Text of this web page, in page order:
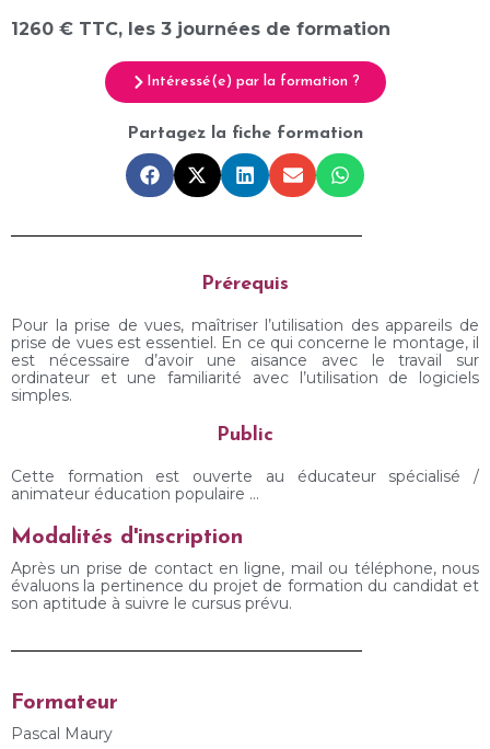
1260 € TTC, les 3 journées de formation
Intéressé(e) par la formation ?
Partagez la fiche formation
Prérequis
Pour la prise de vues, maîtriser l’utilisation des appareils de
prise de vues est essentiel. En ce qui concerne le montage, il
est nécessaire d’avoir une aisance avec le travail sur
ordinateur et une familiarité avec l’utilisation de logiciels
simples.
Public
Cette formation est ouverte au éducateur spécialisé /
animateur éducation populaire …
Modalités d'inscription
Après un prise de contact en ligne, mail ou téléphone, nous
évaluons la pertinence du projet de formation du candidat et
son aptitude à suivre le cursus prévu.
Formateur
Pascal Maury